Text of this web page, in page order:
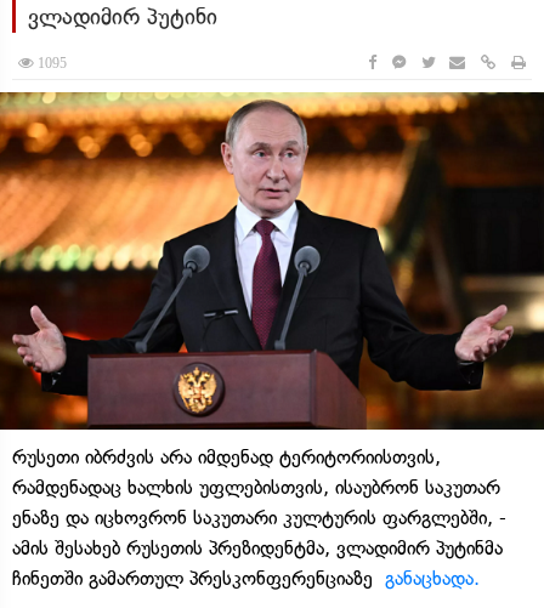
ვლადიმირ პუტინი
1095
რუსეთი იბრძვის არა იმდენად ტერიტორიისთვის,
რამდენადაც ხალხის უფლებისთვის, ისაუბრონ საკუთარ
ენაზე და იცხოვრონ საკუთარი კულტურის ფარგლებში, -
ამის შესახებ რუსეთის პრეზიდენტმა, ვლადიმირ პუტინმა
ჩინეთში გამართულ პრესკონფერენციაზე განაცხადა.